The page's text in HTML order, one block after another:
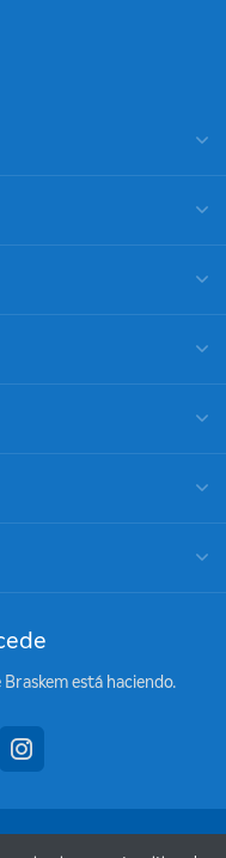
está haciendo.
instagram